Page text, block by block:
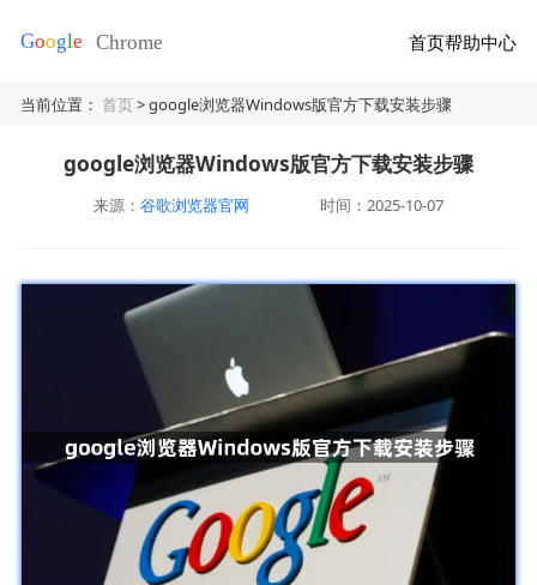
首页帮助中心
当前位置：首页> google浏览器Windows版官方下载安装步骤
google浏览器Windows版官方下载安装步骤
来源： 谷歌浏览器官网 时间：2025-10-07